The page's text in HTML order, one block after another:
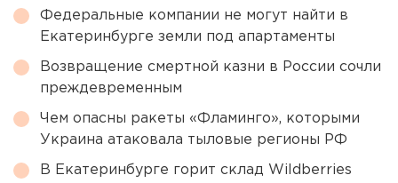
Федеральные компании не могут найти в
Екатеринбурге земли под апартаменты
Возвращение смертной казни в России сочли
преждевременным
Чем опасны ракеты «Фламинго», которыми
Украина атаковала тыловые регионы РФ
В Екатеринбурге горит склад Wildberries